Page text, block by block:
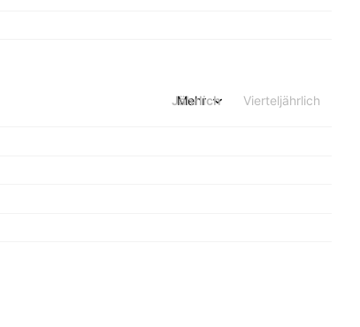
Jährlich Vierteljährlich
Mehr